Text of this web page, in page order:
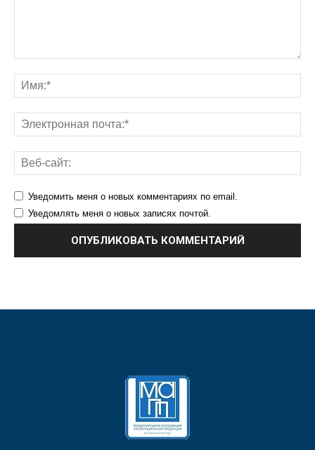
Уведомить меня о новых комментариях по email.
Уведомлять меня о новых записях почтой.